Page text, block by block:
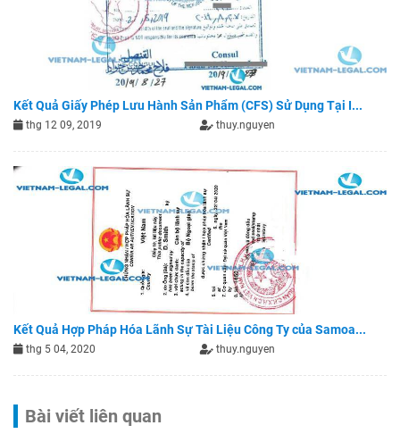
Kết Quả Giấy Phép Lưu Hành Sản Phẩm (CFS) Sử Dụng Tại I...
thg 12 09, 2019 thuy.nguyen
Kết Quả Hợp Pháp Hóa Lãnh Sự Tài Liệu Công Ty của Samoa...
thg 5 04, 2020 thuy.nguyen
Bài viết liên quan